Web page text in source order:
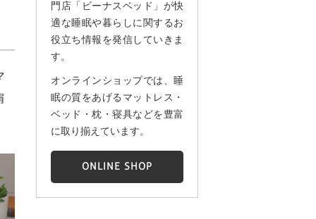
門店「ビーナスベッド」が快
適な睡眠や暮らしに関するお
役立ち情報を発信していきま
す。
オンラインショップでは、睡
眠の質をあげるマットレス・
ベッド・枕・寝具などを豊富
に取り揃えています。
ONLINE SHOP